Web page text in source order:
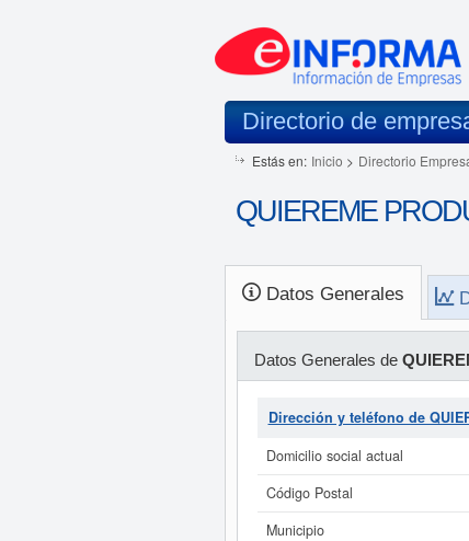
Directorio de
Estás en: Inicio > Directorio
QUIEREME
Datos Generales
Datos Generales de
Dirección y teléfono de
Domicilio social actual
Código Postal
Municipio